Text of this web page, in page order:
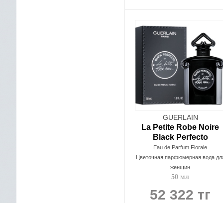
GUERLAIN
La Petite Robe Noire
Black Perfecto
Eau de Parfum Florale
Цветочная парфюмерная вода
женщин
50 мл
52 322 тг